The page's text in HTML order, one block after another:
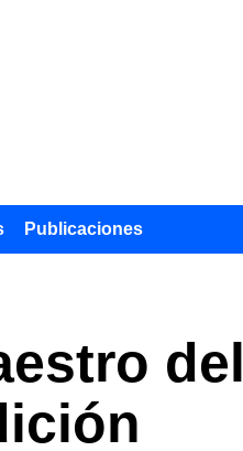
Publicaciones
del